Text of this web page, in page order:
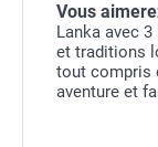
Vous
Lanka avec
et traditions
tout compris
aventure et